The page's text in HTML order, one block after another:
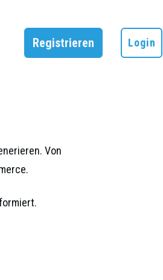
Registrieren Login
Von